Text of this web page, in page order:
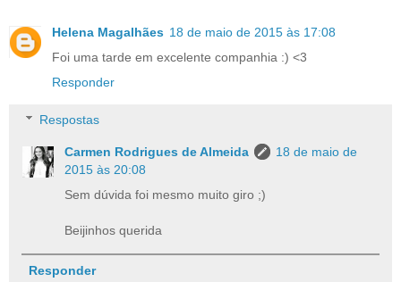
Helena Magalhães 18 de maio de 2015 às 17:08
Foi uma tarde em excelente companhia :) <3
Responder
Respostas
Carmen Rodrigues de Almeida
18 de maio de
2015 às 20:08
Sem dúvida foi mesmo muito giro ;)
Beijinhos querida
Responder